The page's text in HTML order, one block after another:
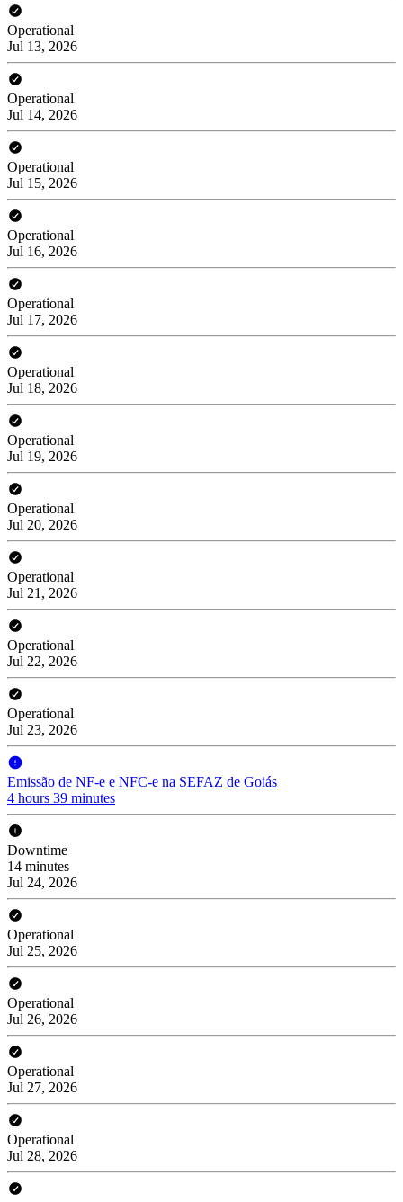
Operational
Jul 13, 2026
Operational
Jul 14, 2026
Operational
Jul 15, 2026
Operational
Jul 16, 2026
Operational
Jul 17, 2026
Operational
Jul 18, 2026
Operational
Jul 19, 2026
Operational
Jul 20, 2026
Operational
Jul 21, 2026
Operational
Jul 22, 2026
Operational
Jul 23, 2026
Emissão de NF-e e NFC-e na SEFAZ de Goiás
4 hours 39 minutes
Downtime
14 minutes
Jul 24, 2026
Operational
Jul 25, 2026
Operational
Jul 26, 2026
Operational
Jul 27, 2026
Operational
Jul 28, 2026